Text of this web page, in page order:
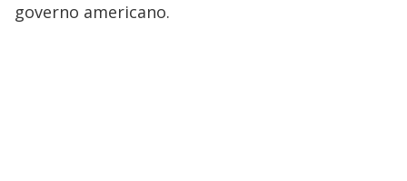
governo americano.